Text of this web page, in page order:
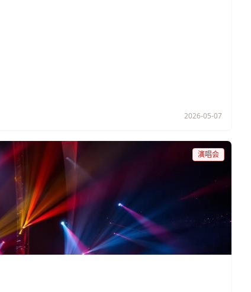
2026-05-07
演唱会